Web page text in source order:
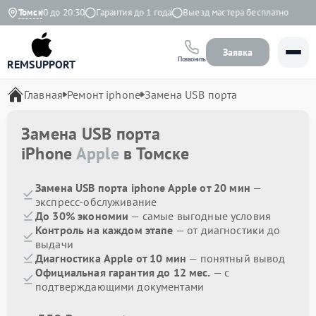
Томск
с 9:00 до 20:30 Гарантия до 1 года Выезд мастера бесплатно
REMSUPPORT Позвонить
Заявка
Главная Ремонт iphone Замена USB порта
Замена USB порта
iPhoneAppleв Томске
Замена USB порта iphone Apple от 20 мин —
экспресс-обслуживание
До 30% экономии — самые выгодные условия
Контроль на каждом этапе — от диагностики до
выдачи
Диагностика Apple от 10 мин — понятный вывод
Официальная гарантия до 12 мес. — с
подтверждающими документами